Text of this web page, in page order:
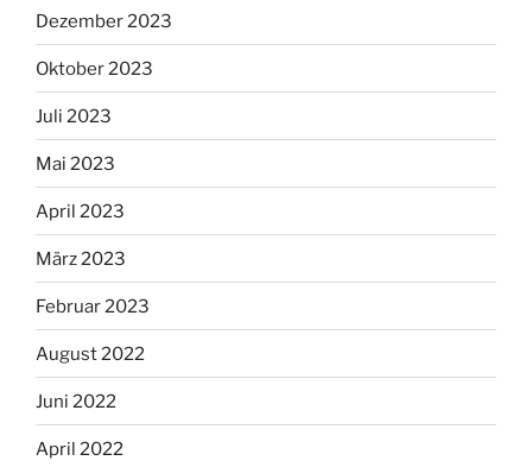
Dezember 2023
Oktober 2023
Juli 2023
Mai 2023
April 2023
März 2023
Februar 2023
August 2022
Juni 2022
April 2022